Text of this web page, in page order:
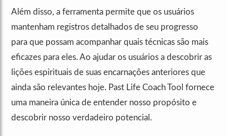
Além disso, a ferramenta permite que os usuários
mantenham registros detalhados de seu progresso
para que possam acompanhar quais técnicas são mais
eficazes para eles. Ao ajudar os usuários a descobrir as
lições espirituais de suas encarnações anteriores que
ainda são relevantes hoje. Past Life Coach Tool fornece
uma maneira única de entender nosso propósito e
descobrir nosso verdadeiro potencial.